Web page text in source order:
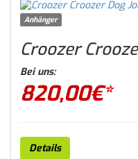
Anhänger
Croozer
Bei uns:
820,00€*
Details